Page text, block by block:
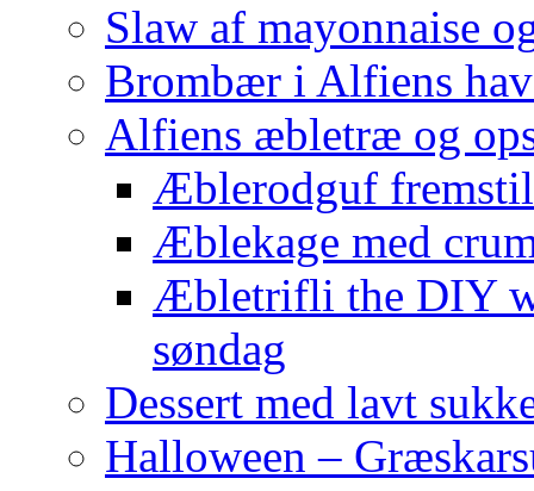
Slaw af mayonnaise
Brombær i Alfiens
Alfiens æbletræ og
Æblerodguf
Æblekage med
Æbletrifli the DIY
søndag
Dessert med lavt
Halloween –